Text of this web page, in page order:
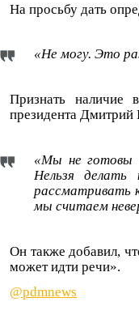
На просьбу дать
«Не могу. Это
Признать наличие
президента Дмитрий
«Мы не готовы
Нельзя
рассматривать
мы считаем
Он также добавил,
может идти речи».
@pdmnews